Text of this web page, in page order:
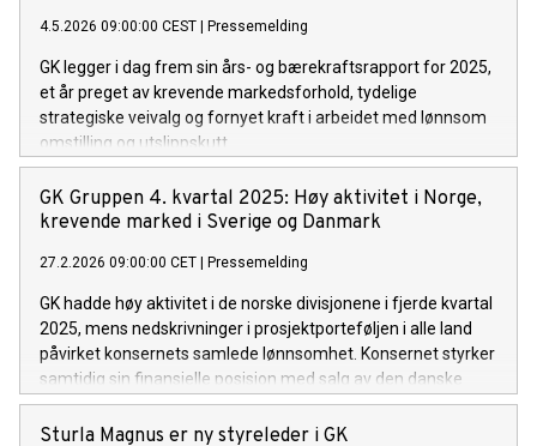
4.5.2026 09:00:00 CEST Pressemelding
GK legger i dag frem sin års- og bærekraftsrapport for 2025,
et år preget av krevende markedsforhold, tydelige
strategiske veivalg og fornyet kraft i arbeidet med lønnsom
omstilling og utslippskutt.
GK Gruppen 4. kvartal 2025: Høy aktivitet i Norge,
krevende marked i Sverige og Danmark
27.2.2026 09:00:00 CET Pressemelding
GK hadde høy aktivitet i de norske divisjonene i fjerde kvartal
2025, mens nedskrivninger i prosjektporteføljen i alle land
påvirket konsernets samlede lønnsomhet. Konsernet styrker
samtidig sin finansielle posisjon med salg av den danske
virksomheten, og går inn i 2026 med en solid ordrereserve,
økende etterspørsel etter flerfaglige oppdrag og vekst innen
Sturla Magnus er ny styreleder i GK